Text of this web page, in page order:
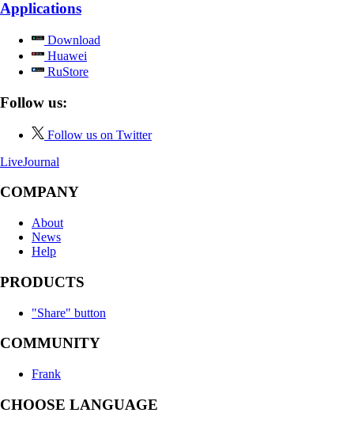
Applications
Download
Huawei
RuStore
Follow us:
Follow us on Twitter
LiveJournal
COMPANY
About
News
Help
PRODUCTS
"Share" button
COMMUNITY
Frank
CHOOSE LANGUAGE